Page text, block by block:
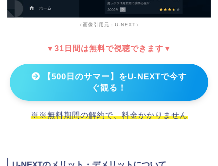
（画像引用元：U-NEXT）
▼31日間は無料で視聴できます▼
【500日のサマー】をU-NEXTで今す
ぐ観る！
※※無料期間の解約で、料金かかりません